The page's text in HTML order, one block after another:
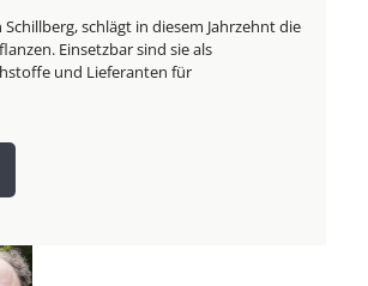
schlägt in diesem Jahrzehnt die
Einsetzbar sind sie als
und Lieferanten für